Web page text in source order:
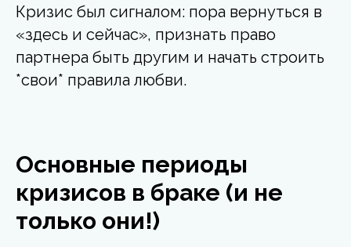
Кризис был сигналом: пора вернуться в
«здесь и сейчас», признать право
партнера быть другим и начать строить
*свои* правила любви.
Основные периоды
кризисов в браке (и не
только они!)